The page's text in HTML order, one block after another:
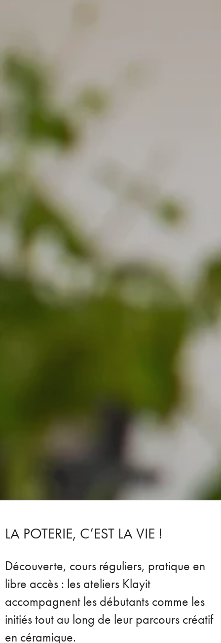
LA POTERIE, C’EST LA VIE !
Découverte, cours réguliers, pratique en
libre accès : les ateliers Klayit
accompagnent les débutants comme les
initiés tout au long de leur parcours créatif
en céramique.